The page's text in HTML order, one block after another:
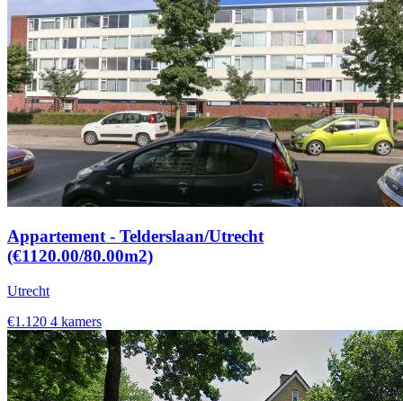
Appartement - Telderslaan/Utrecht
(€1120.00/80.00m2)
Utrecht
€1.120 4 kamers